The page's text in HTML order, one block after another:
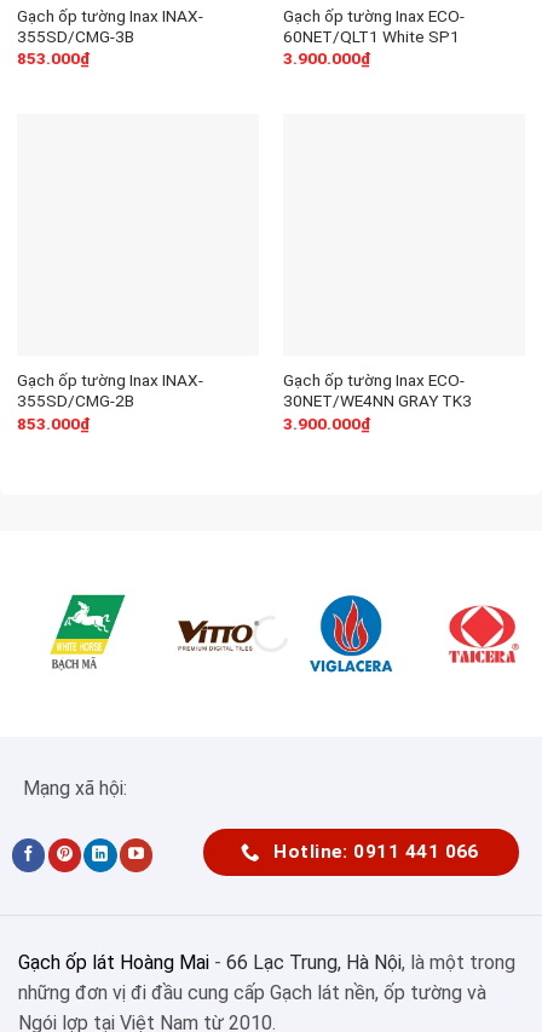
Gạch ốp tường Inax INAX-
355SD/CMG-3B
853.000₫
Gạch ốp tường Inax ECO-
60NET/QLT1 White SP1
3.900.000₫
Gạch ốp tường Inax INAX-
355SD/CMG-2B
853.000₫
Gạch ốp tường Inax ECO-
30NET/WE4NN GRAY TK3
3.900.000₫
Mạng xã hội:
Hotline: 0911 441 066
Gạch ốp lát Hoàng Mai - 66 Lạc Trung, Hà Nội, là một trong
những đơn vị đi đầu cung cấp Gạch lát nền, ốp tường và
Ngói lợp tại Việt Nam từ 2010.